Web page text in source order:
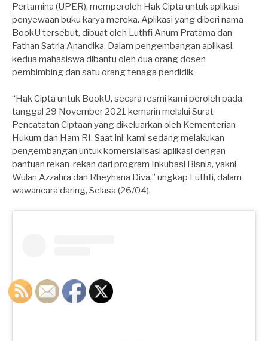
Pertamina (UPER), memperoleh Hak Cipta untuk aplikasi
penyewaan buku karya mereka. Aplikasi yang diberi nama
BookU tersebut, dibuat oleh Luthfi Anum Pratama dan
Fathan Satria Anandika. Dalam pengembangan aplikasi,
kedua mahasiswa dibantu oleh dua orang dosen
pembimbing dan satu orang tenaga pendidik.
“Hak Cipta untuk BookU, secara resmi kami peroleh pada
tanggal 29 November 2021 kemarin melalui Surat
Pencatatan Ciptaan yang dikeluarkan oleh Kementerian
Hukum dan Ham RI. Saat ini, kami sedang melakukan
pengembangan untuk komersialisasi aplikasi dengan
bantuan rekan-rekan dari program Inkubasi Bisnis, yakni
Wulan Azzahra dan Rheyhana Diva,” ungkap Luthfi, dalam
wawancara daring, Selasa (26/04).